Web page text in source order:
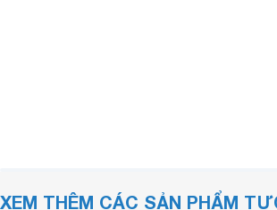
XEM THÊM CÁC SẢN PHẨM